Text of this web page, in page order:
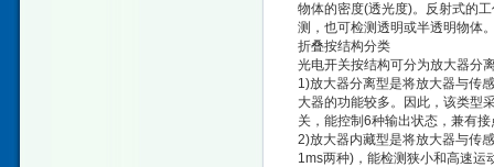
物体的密度(透光度)。反射式的
测，也可检测透明或半透明物体
折叠按结构分类
光电开关按结构可分为放大器分
1)放大器分离型是将放大器与传
大器的功能较多。因此，该类型
关，能控制6种输出状态，兼有
2)放大器内藏型是将放大器与传
1ms两种)，能检测狭小和高速运